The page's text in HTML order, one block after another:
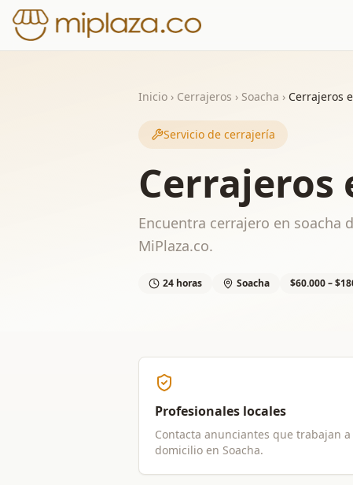
Inicio › Cerrajeros › Soacha › Cerrajeros
Servicio de cerrajería
Cerrajeros
Encuentra cerrajero en soacha
MiPlaza.co.
24 horas Soacha $60.000 –
Profesionales locales
Contacta anunciantes que trabajan a
domicilio en Soacha.